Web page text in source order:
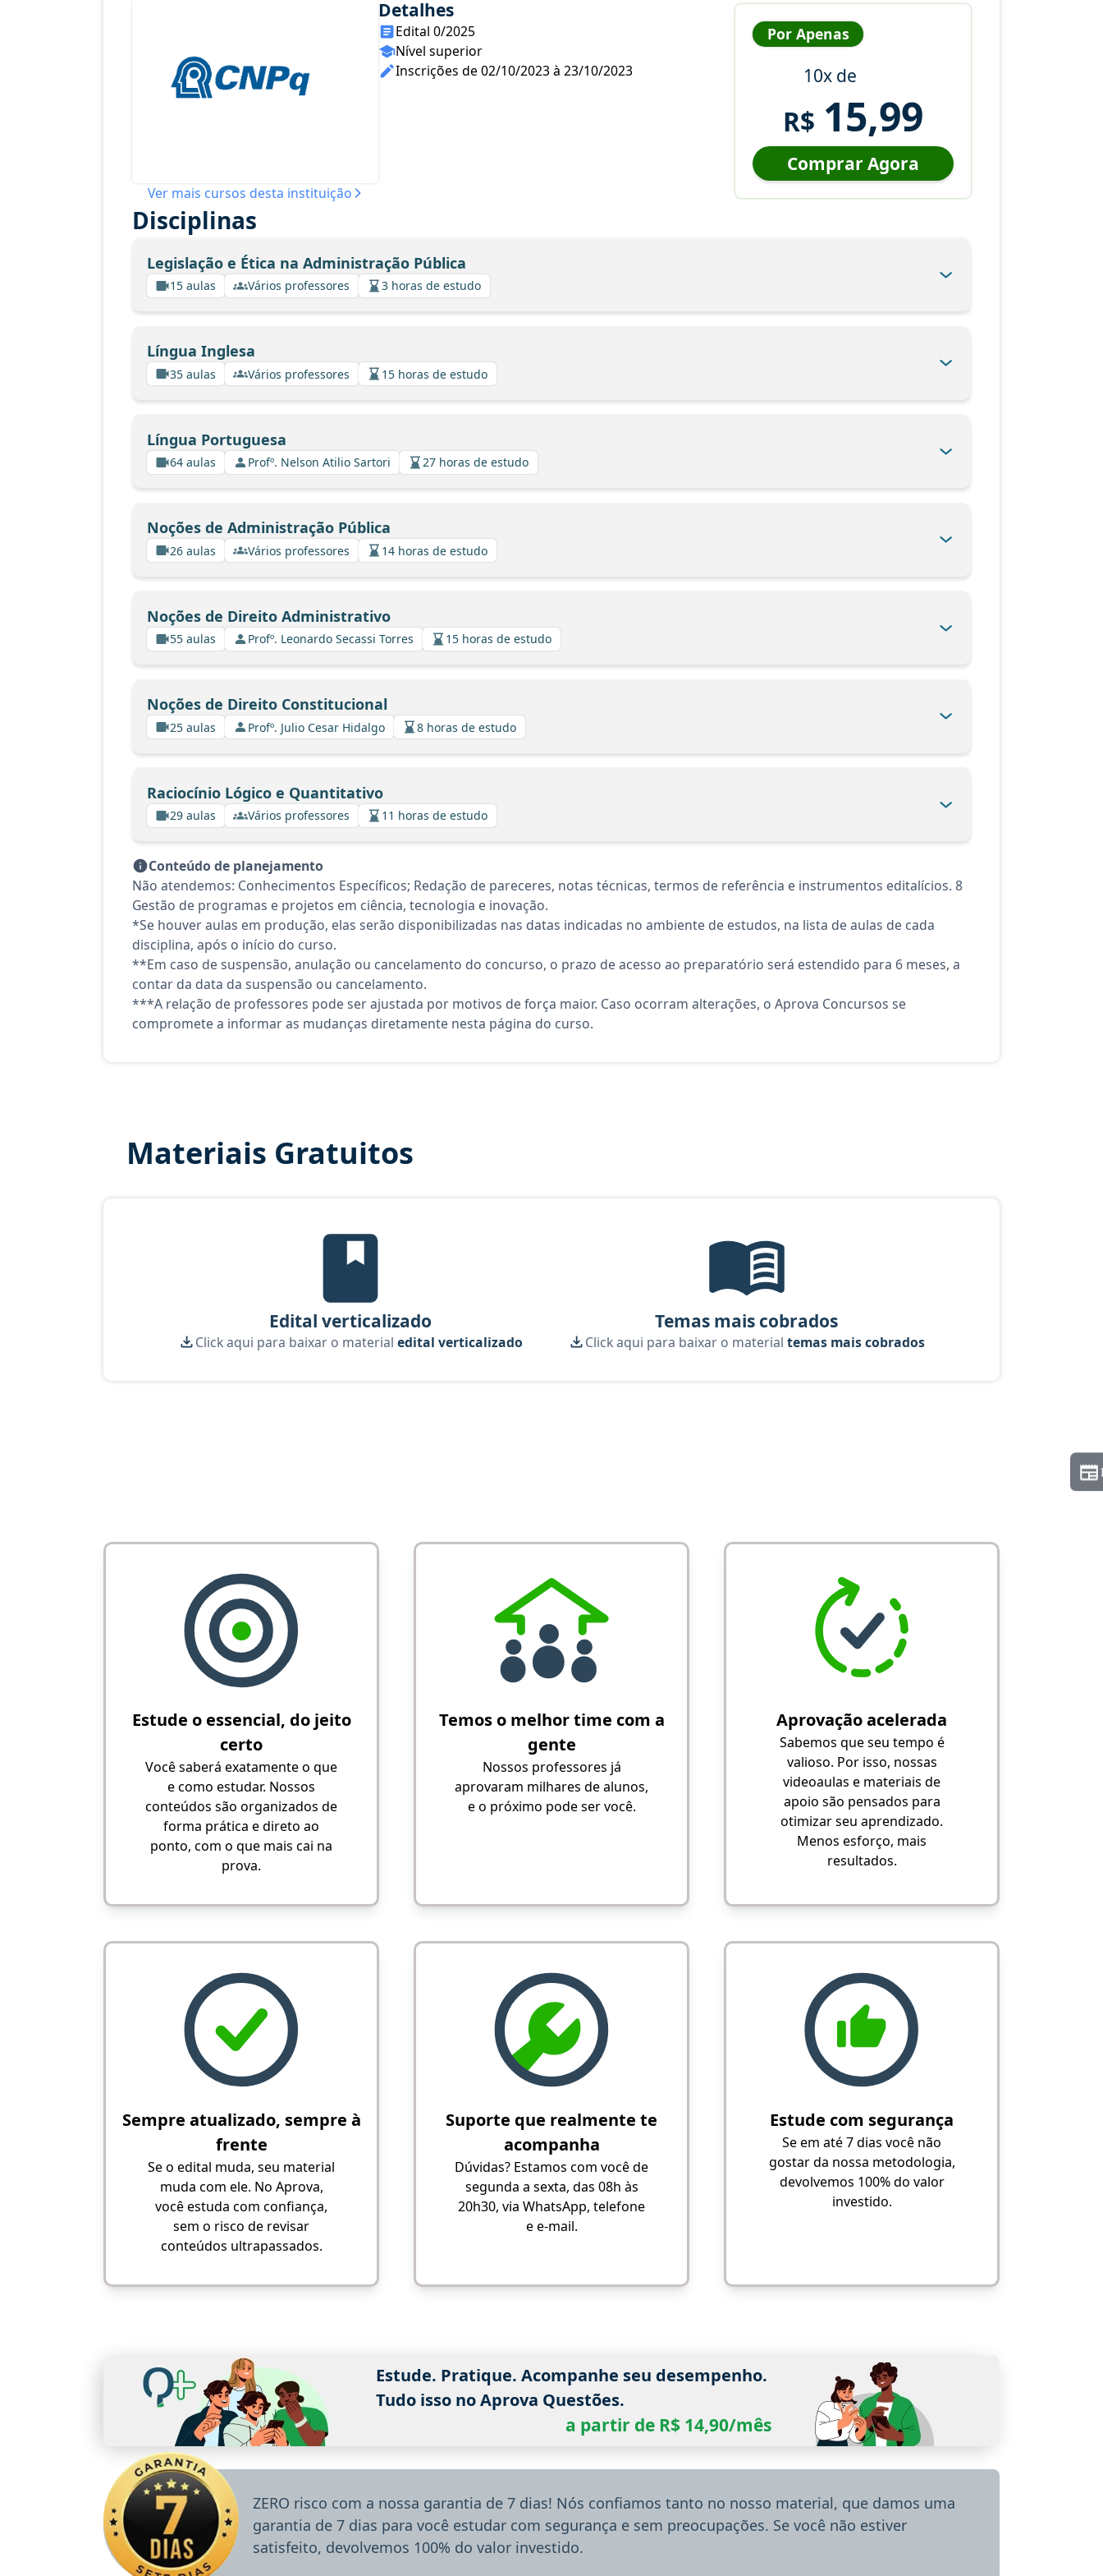
Ver mais cursos desta instituição
Detalhes
Edital 0/2025
Nível superior
Inscrições de 02/10/2023 à 23/10/2023
Por Apenas
10x de
R$ 15,99
Comprar Agora
Disciplinas
Legislação e Ética na Administração Pública
15 aulas Vários professores 3 horas de estudo
Língua Inglesa
35 aulas Vários professores 15 horas de estudo
Língua Portuguesa
64 aulas Profº. Nelson Atilio Sartori 27 horas de estudo
Noções de Administração Pública
26 aulas Vários professores 14 horas de estudo
Noções de Direito Administrativo
55 aulas Profº. Leonardo Secassi Torres 15 horas de estudo
Noções de Direito Constitucional
25 aulas Profº. Julio Cesar Hidalgo 8 horas de estudo
Raciocínio Lógico e Quantitativo
29 aulas Vários professores 11 horas de estudo
Conteúdo de planejamento
Não atendemos: Conhecimentos Específicos; Redação de pareceres, notas técnicas, termos de referência e instrumentos editalícios. 8
Gestão de programas e projetos em ciência, tecnologia e inovação.
*Se houver aulas em produção, elas serão disponibilizadas nas datas indicadas no ambiente de estudos, na lista de aulas de cada
disciplina, após o início do curso.
**Em caso de suspensão, anulação ou cancelamento do concurso, o prazo de acesso ao preparatório será estendido para 6 meses, a
contar da data da suspensão ou cancelamento.
***A relação de professores pode ser ajustada por motivos de força maior. Caso ocorram alterações, o Aprova Concursos se
compromete a informar as mudanças diretamente nesta página do curso.
Materiais Gratuitos
Edital Verticalizado, material gratuito do Aprova Concursos para o curso Analista: Gestão e Governança de Tecnologia da Informação -
Edital verticalizado
Click aqui para baixar o material edital verticalizado
Temas mais cobrados
Click aqui para baixar o materialtemas mais cobrados
Estude o essencial, do jeito
certo
Você saberá exatamente o que
e como estudar. Nossos
conteúdos são organizados de
forma prática e direto ao
ponto, com o que mais cai na
prova.
Temos o melhor time com a
gente
Nossos professores já
aprovaram milhares de alunos,
e o próximo pode ser você.
Aprovação acelerada
Sabemos que seu tempo é
valioso. Por isso, nossas
videoaulas e materiais de
apoio são pensados para
otimizar seu aprendizado.
Menos esforço, mais
resultados.
Sempre atualizado, sempre à
frente
Se o edital muda, seu material
muda com ele. No Aprova,
você estuda com confiança,
sem o risco de revisar
conteúdos ultrapassados.
Suporte que realmente te
acompanha
Dúvidas? Estamos com você de
segunda a sexta, das 08h às
20h30, via WhatsApp, telefone
e e-mail.
Estude com segurança
Se em até 7 dias você não
gostar da nossa metodologia,
devolvemos 100% do valor
investido.
Estude. Pratique. Acompanhe seu desempenho.
Tudo isso no Aprova Questões.
a partir de R$ 14,90/mês
ZERO risco com a nossa garantia de 7 dias! Nós confiamos tanto no nosso material, que damos uma
garantia de 7 dias para você estudar com segurança e sem preocupações. Se você não estiver
satisfeito, devolvemos 100% do valor investido.